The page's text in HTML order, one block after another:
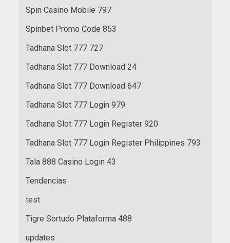
Spin Casino Mobile 797
Spinbet Promo Code 853
Tadhana Slot 777 727
Tadhana Slot 777 Download 24
Tadhana Slot 777 Download 647
Tadhana Slot 777 Login 979
Tadhana Slot 777 Login Register 920
Tadhana Slot 777 Login Register Philippines 793
Tala 888 Casino Login 43
Tendencias
test
Tigre Sortudo Plataforma 488
updates